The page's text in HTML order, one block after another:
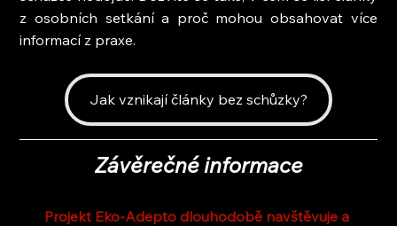
z osobních setkání a proč mohou obsahovat více
informací z praxe.
Jak vznikají články bez schůzky?
Závěrečné informace
Projekt Eko-Adepto dlouhodobě navštěvuje a